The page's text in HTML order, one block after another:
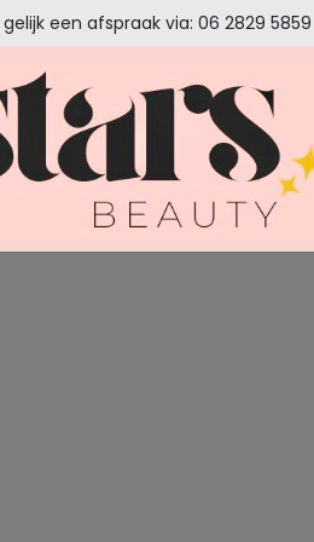
een afspraak via: 06 2829 5859